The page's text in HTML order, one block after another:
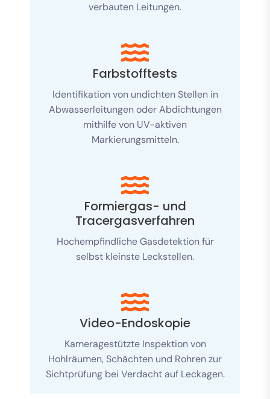
verbauten Leitungen.
Farbstofftests
Identifikation von undichten Stellen in
Abwasserleitungen oder Abdichtungen
mithilfe von UV-aktiven
Markierungsmitteln.
Formiergas- und
Tracergasverfahren
Hochempfindliche Gasdetektion für
selbst kleinste Leckstellen.
Video-Endoskopie
Kameragestützte Inspektion von
Hohlräumen, Schächten und Rohren zur
Sichtprüfung bei Verdacht auf Leckagen.